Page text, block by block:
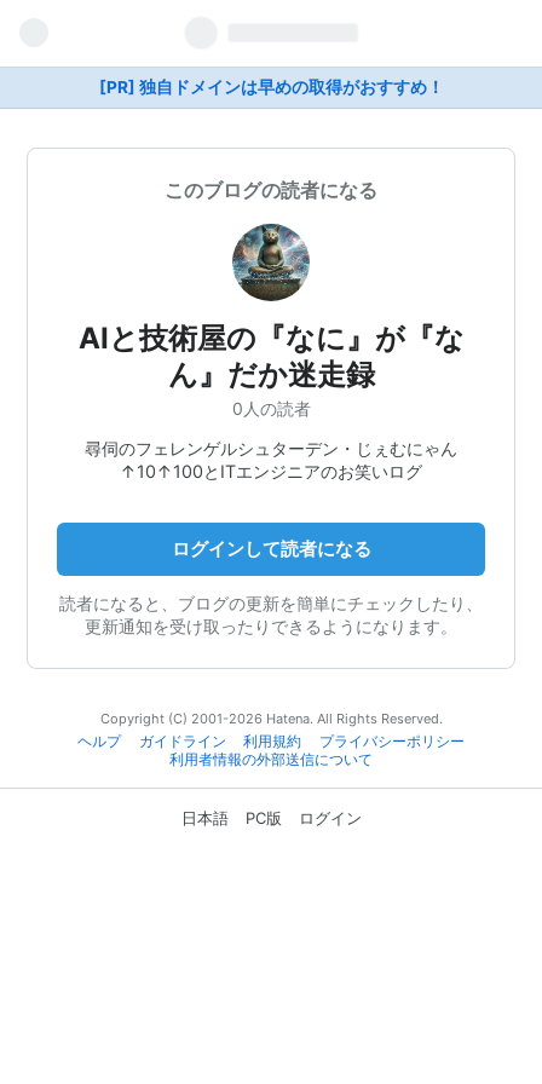
[PR] 独自ドメインは早めの取得がおすすめ！
このブログの読者になる
AIと技術屋の『なに』が『な
ん』だか迷走録
0人の読者
尋伺のフェレンゲルシュターデン・じぇむにゃん
↑10↑100とITエンジニアのお笑いログ
ログインして読者になる
読者になると、ブログの更新を簡単にチェックしたり、
更新通知を受け取ったりできるようになります。
Copyright (C) 2001-2026 Hatena. All Rights Reserved.
ヘルプ
ガイドライン 利用規約
プライバシーポリシー
利用者情報の外部送信について
日本語 PC版 ログイン